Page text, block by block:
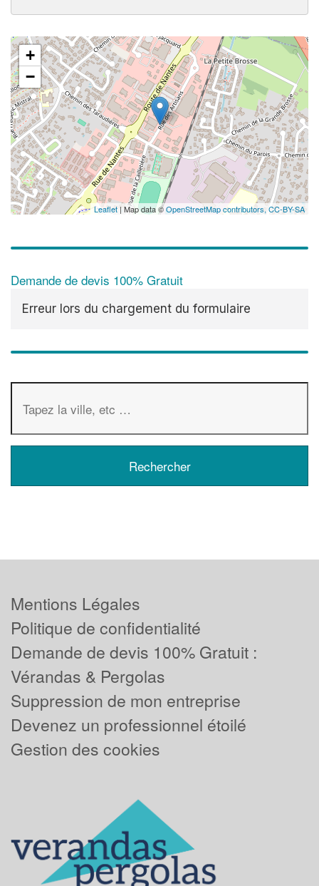
+
−
Leaflet | Map data ©OpenStreetMap contributors, CC-BY-SA
Demande de devis 100% Gratuit
Erreur lors du chargement du formulaire
Mentions Légales
Politique de confidentialité
Demande de devis 100% Gratuit :
Vérandas & Pergolas
Suppression de mon entreprise
Devenez un professionnel étoilé
Gestion des cookies